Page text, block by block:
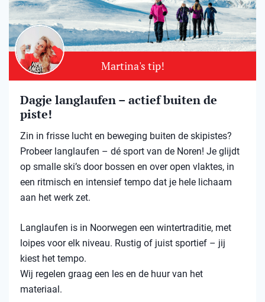
Martina's tip!
Dagje langlaufen – actief buiten de
piste!
Zin in frisse lucht en beweging buiten de skipistes?
Probeer langlaufen – dé sport van de Noren! Je glijdt
op smalle ski’s door bossen en over open vlaktes, in
een ritmisch en intensief tempo dat je hele lichaam
aan het werk zet.
Langlaufen is in Noorwegen een wintertraditie, met
loipes voor elk niveau. Rustig of juist sportief – jij
kiest het tempo.
Wij regelen graag een les en de huur van het
materiaal.